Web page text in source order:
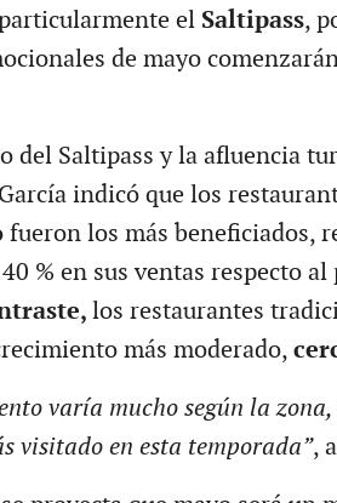
el Saltipass,
de mayo
del Saltipass y la afluencia
indicó que los
fueron los más beneficiados,
% en sus ventas respecto al
los restaurantes
más moderado,
varía mucho según la
visitado en esta temporada”,